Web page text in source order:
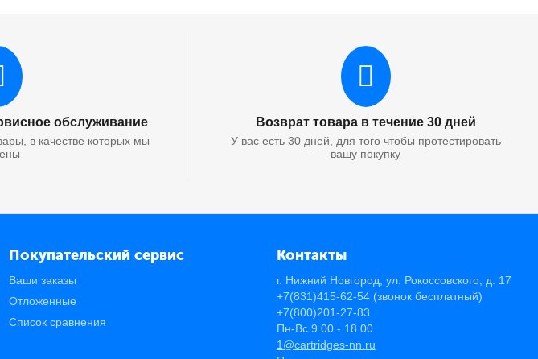
обслуживание
в качестве которых мы
Возврат товара в течение 30 дней
У вас есть 30 дней, для того чтобы протестировать
вашу покупку
Покупательский сервис
Ваши заказы
Отложенные
Список сравнения
Контакты
г. Нижний Новгород, ул. Рокоссовского, д. 17
+7(831)415-62-54(звонок бесплатный)
+7(800)201-27-83
Пн-Вс 9.00 - 18.00
1@cartridges-nn.ru